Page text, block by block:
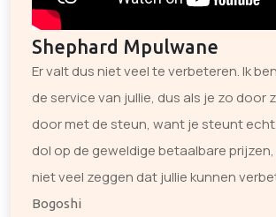
Shephard Mpulwane
Er valt dus niet veel te verbeteren. Ik
de service van jullie, dus als je zo door
door met de steun, want je steunt
dol op de geweldige betaalbare prijzen,
niet veel zeggen dat jullie kunnen
Bogoshi